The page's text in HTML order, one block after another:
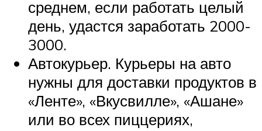
среднем, если работать целый
день, удастся заработать 2000-
3000.
Автокурьер. Курьеры на авто
нужны для доставки продуктов в
«Ленте», «Вкусвилле», «Ашане»
или во всех пиццериях,